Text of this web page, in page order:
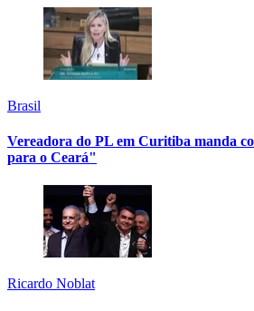
Brasil
Vereadora do PL em Curitiba manda
para o Ceará"
Ricardo Noblat